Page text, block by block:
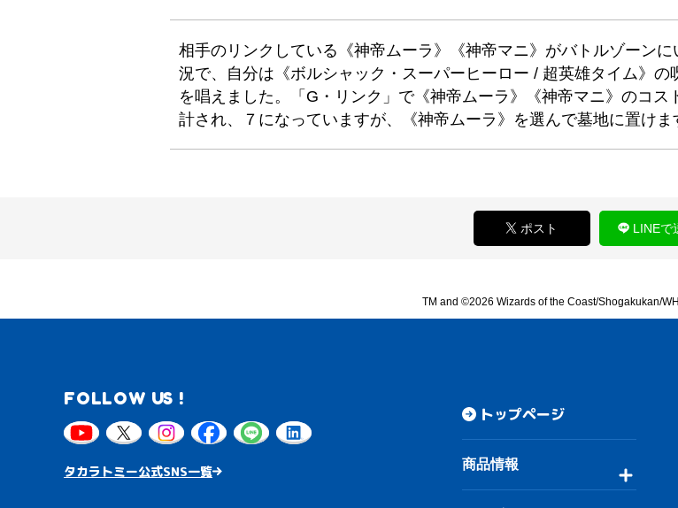
相手のリンクしている《神帝ムーラ》《神帝マニ》がバトルゾーンに
況で、自分は《ボルシャック・スーパーヒーロー / 超英雄タイム》の
を唱えました。「G・リンク」で《神帝ムーラ》《神帝マニ》のコス
計され、７になっていますが、《神帝ムーラ》を選んで墓地に置けま
ポスト LINEで
TM and ©2026 Wizards of the Coast/Shogakukan/
FOLLOW US !
タカラトミー公式SNS一覧
トップページ
商品情報